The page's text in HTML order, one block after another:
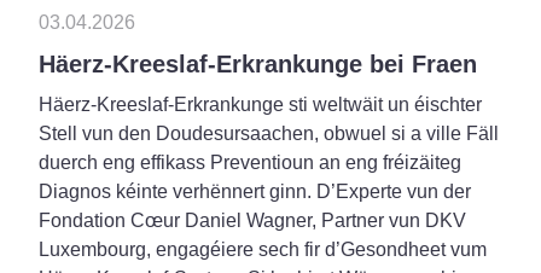
03.04.2026
Häerz-Kreeslaf-Erkrankunge bei Fraen
Häerz-Kreeslaf-Erkrankunge sti weltwäit un éischter
Stell vun den Doudesursaachen, obwuel si a ville Fäll
duerch eng effikass Preventioun an eng fréizäiteg
Diagnos kéinte verhënnert ginn. D’Experte vun der
Fondation Cœur Daniel Wagner, Partner vun DKV
Luxembourg, engagéiere sech fir d’Gesondheet vum